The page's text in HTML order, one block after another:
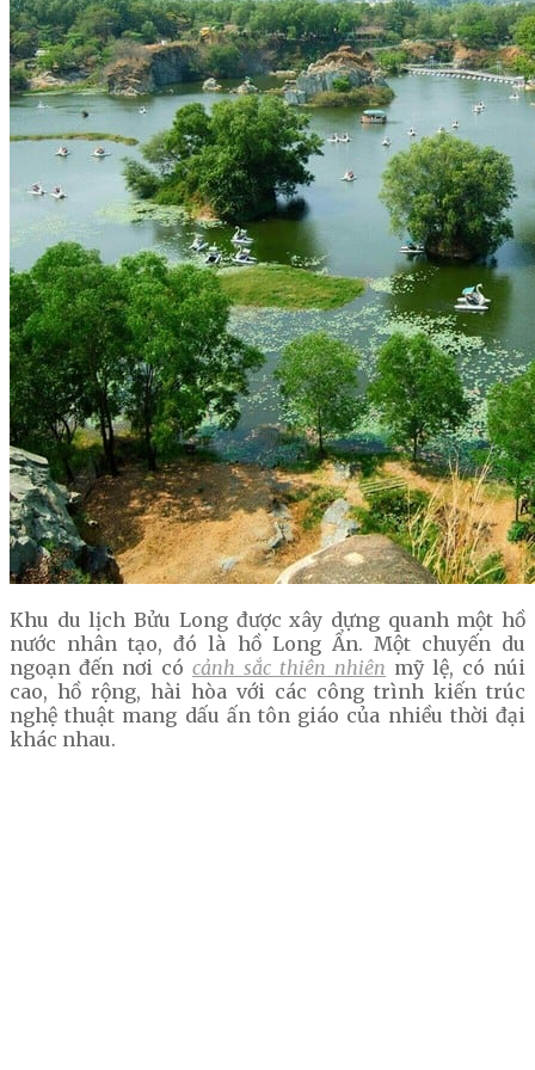
Khu du lịch Bửu Long được xây dựng quanh một hồ
nước nhân tạo, đó là hồ Long Ẩn. Một chuyến du
ngoạn đến nơi có cảnh sắc thiên nhiên mỹ lệ, có núi
cao, hồ rộng, hài hòa với các công trình kiến trúc
nghệ thuật mang dấu ấn tôn giáo của nhiều thời đại
khác nhau.